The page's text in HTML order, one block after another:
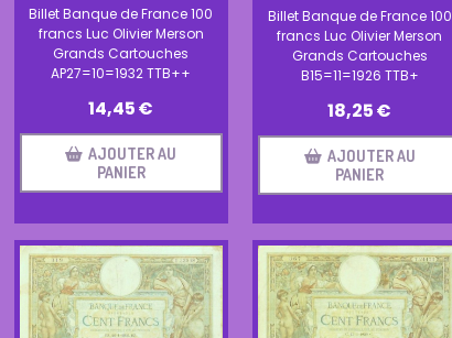
Billet Banque de France 100
francs Luc Olivier Merson
Grands Cartouches
AP27=10=1932 TTB++
14,45€
AJOUTER AU
PANIER
Billet Banque de France 100
francs Luc Olivier Merson
Grands Cartouches
B15=11=1926 TTB+
18,25€
AJOUTER AU
PANIER